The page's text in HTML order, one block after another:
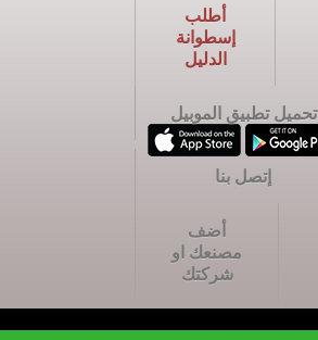
أطلب
إسطوانة
الدليل
تحميل تطبيق الموبيل
إتصل بنا
أضف
مصنعك او
شركتك